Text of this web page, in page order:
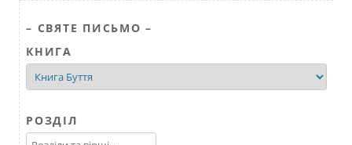
– СВЯТЕ ПИСЬМО –
КНИГА
РОЗДІЛ